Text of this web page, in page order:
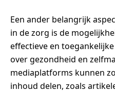
Een ander belangrijk
in de zorg is de
effectieve en
over gezondheid en
mediaplatforms kunnen
inhoud delen, zoals